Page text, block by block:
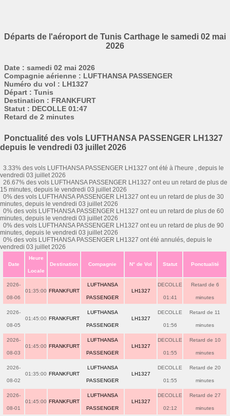
Départs de l'aéroport de Tunis Carthage le samedi 02 mai
2026
Date : samedi 02 mai 2026
Compagnie aérienne : LUFTHANSA PASSENGER
Numéro du vol : LH1327
Départ : Tunis
Destination : FRANKFURT
Statut : DECOLLE 01:47
Retard de 2 minutes
Ponctualité des vols LUFTHANSA PASSENGER LH1327
depuis le vendredi 03 juillet 2026
3.33% des vols LUFTHANSA PASSENGER LH1327 ont été à l'heure , depuis le
vendredi 03 juillet 2026
26.67% des vols LUFTHANSA PASSENGER LH1327 ont eu un retard de plus de
15 minutes, depuis le vendredi 03 juillet 2026
0% des vols LUFTHANSA PASSENGER LH1327 ont eu un retard de plus de 30
minutes, depuis le vendredi 03 juillet 2026
0% des vols LUFTHANSA PASSENGER LH1327 ont eu un retard de plus de 60
minutes, depuis le vendredi 03 juillet 2026
0% des vols LUFTHANSA PASSENGER LH1327 ont eu un retard de plus de 90
minutes, depuis le vendredi 03 juillet 2026
0% des vols LUFTHANSA PASSENGER LH1327 ont été annulés, depuis le
vendredi 03 juillet 2026
Date
Heure
Locale
Destination Compagnie N° de Vol Statut Ponctualité
2026-
08-06
01:35:00 FRANKFURT
LUFTHANSA
PASSENGER
LH1327
DECOLLE
01:41
Retard de 6
minutes
2026-
08-05
01:45:00 FRANKFURT
LUFTHANSA
PASSENGER
LH1327
DECOLLE
01:56
Retard de 11
minutes
2026-
08-03
01:45:00 FRANKFURT
LUFTHANSA
PASSENGER
LH1327
DECOLLE
01:55
Retard de 10
minutes
2026-
08-02
01:35:00 FRANKFURT
LUFTHANSA
PASSENGER
LH1327
DECOLLE
01:55
Retard de 20
minutes
2026-
08-01
01:45:00 FRANKFURT
LUFTHANSA
PASSENGER
LH1327
DECOLLE
02:12
Retard de 27
minutes